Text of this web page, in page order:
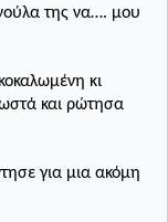
της να…. μου
κι
και ρώτησα
για μια ακόμη